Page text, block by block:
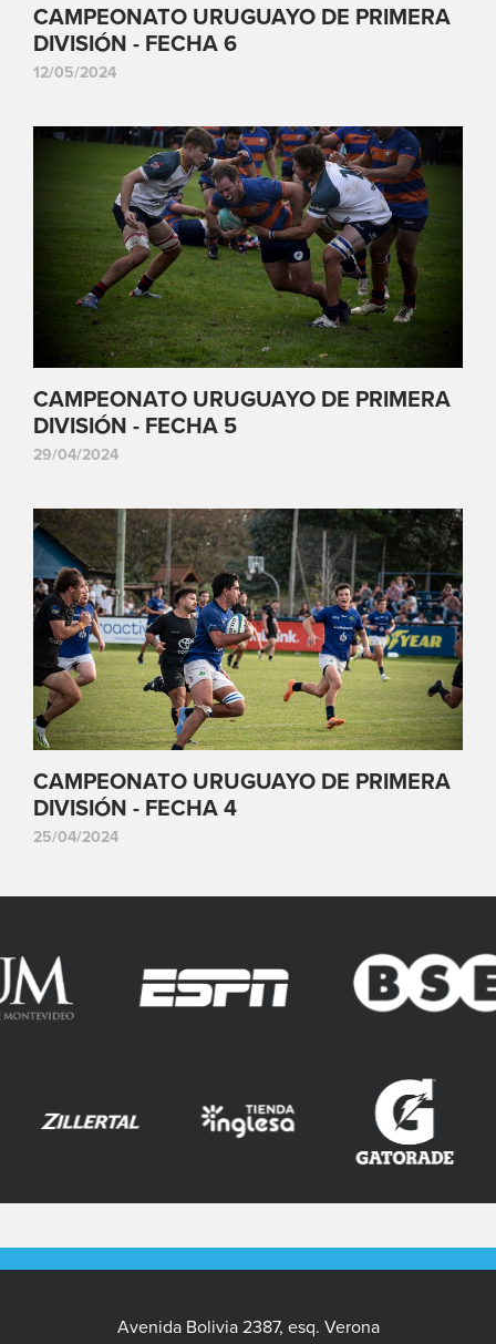
CAMPEONATO URUGUAYO DE PRIMERA
DIVISIÓN - FECHA 6
12/05/2024
CAMPEONATO URUGUAYO DE PRIMERA
DIVISIÓN - FECHA 5
29/04/2024
CAMPEONATO URUGUAYO DE PRIMERA
DIVISIÓN - FECHA 4
25/04/2024
Avenida Bolivia 2387, esq. Verona